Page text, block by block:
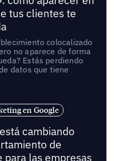
tus clientes te
colocalizado
no aparece de forma
Estás perdiendo
datos que tiene
en Google
cambiando
de
para las empresas